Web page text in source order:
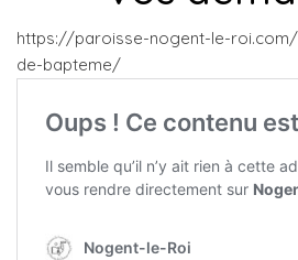
https://paroisse-nogent-le-
de-bapteme/